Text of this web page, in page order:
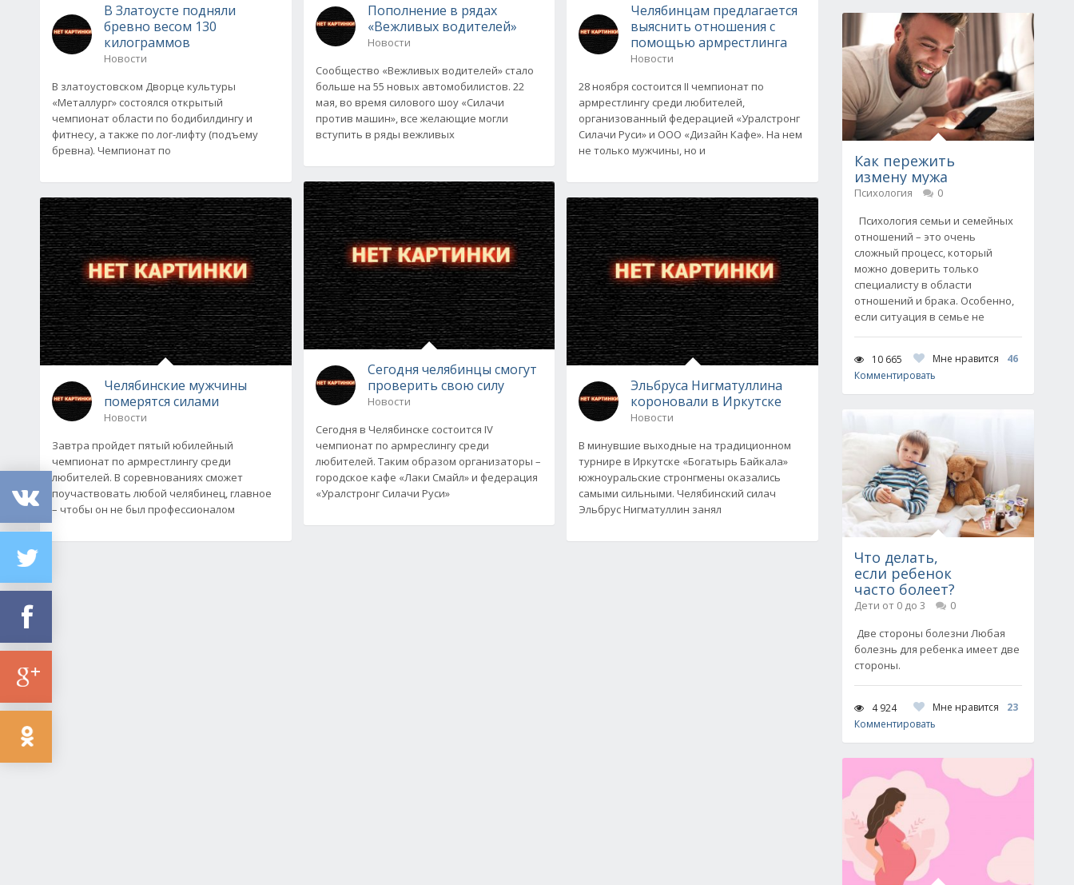
В Златоусте подняли
бревно весом 130
килограммов
Новости
В златоустовском Дворце культуры
«Металлург» состоялся открытый
чемпионат области по бодибилдингу и
фитнесу, а также по лог-лифту (подъему
бревна). Чемпионат по
Челябинские мужчины
померятся силами
Новости
Завтра пройдет пятый юбилейный
чемпионат по армрестлингу среди
любителей. В соревнованиях сможет
поучаствовать любой челябинец, главное
– чтобы он не был профессионалом
Пополнение в рядах
«Вежливых водителей»
Новости
Сообщество «Вежливых водителей» стало
больше на 55 новых автомобилистов. 22
мая, во время силового шоу «Силачи
против машин», все желающие могли
вступить в ряды вежливых
Сегодня челябинцы смогут
проверить свою силу
Новости
Сегодня в Челябинске состоится IV
чемпионат по армреслингу среди
любителей. Таким образом организаторы –
городское кафе «Лаки Смайл» и федерация
«Уралстронг Силачи Руси»
Челябинцам предлагается
выяснить отношения с
помощью армрестлинга
Новости
28 ноября состоится II чемпионат по
армрестлингу среди любителей,
организованный федерацией «Уралстронг
Силачи Руси» и ООО «Дизайн Кафе». На нем
не только мужчины, но и
Эльбруса Нигматуллина
короновали в Иркутске
Новости
В минувшие выходные на традиционном
турнире в Иркутске «Богатырь Байкала»
южноуральские стронгмены оказались
самыми сильными. Челябинский силач
Эльбрус Нигматуллин занял
Как пережить
измену мужа
Психология
0
Психология семьи и семейных
отношений – это очень
сложный процесс, который
можно доверить только
специалисту в области
отношений и брака. Особенно,
если ситуация в семье не
10 665 Мне нравится
46
Комментировать
Что делать,
если ребенок
часто болеет?
Дети от 0 до 3
0
Две стороны болезни Любая
болезнь для ребенка имеет две
стороны.
4 924 Мне нравится
23
Комментировать